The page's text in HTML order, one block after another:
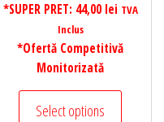
*SUPER PRET: 44,00 lei TVA
Inclus
*Ofertă Competitivă
Monitorizată
Select options